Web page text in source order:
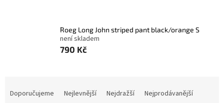
Roeg Long John striped pant black/orange S
není skladem
790 Kč
Doporučujeme Nejlevnější Nejdražší
Nejprodávanější